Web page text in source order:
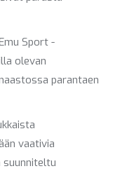
Sport -
olevan
parantaen
vaativia
suunniteltu